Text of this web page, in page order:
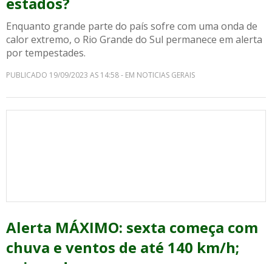
Enquanto grande parte do país sofre com uma onda de
calor extremo, o Rio Grande do Sul permanece em alerta
por tempestades.
PUBLICADO 19/09/2023 AS 14:58 - EM NOTICIAS GERAIS
Alerta MÁXIMO: sexta começa com
chuva e ventos de até 140 km/h;